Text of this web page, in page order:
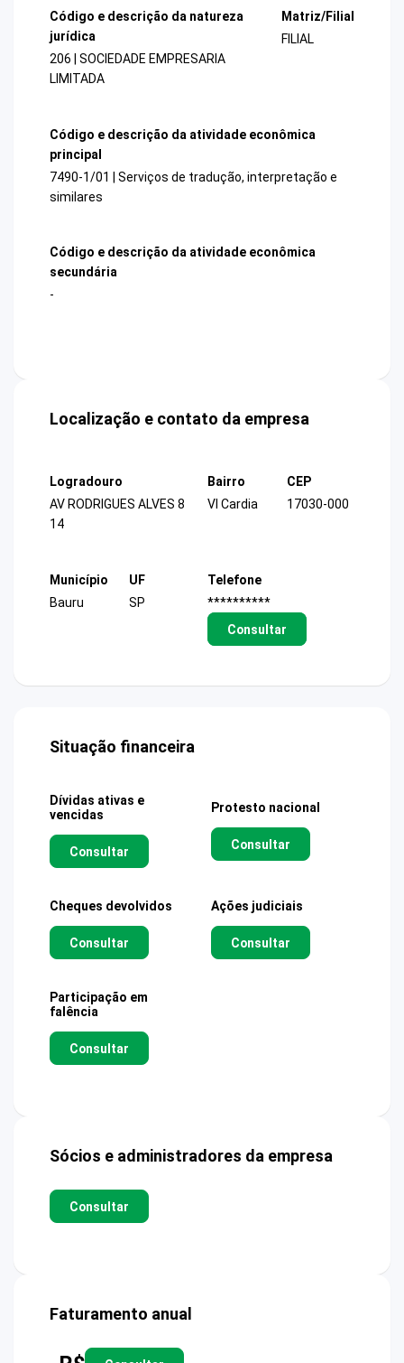
Código e descrição da natureza
jurídica
206 | SOCIEDADE EMPRESARIA
LIMITADA
Matriz/Filial
FILIAL
Código e descrição da atividade econômica
principal
7490-1/01 | Serviços de tradução, interpretação e
similares
Código e descrição da atividade econômica
secundária
-
Localização e contato da empresa
Logradouro
AV RODRIGUES ALVES 8
14
Bairro
Vl Cardia
CEP
17030-000
Município
Bauru
UF
SP
Telefone
**********
Consultar
Situação financeira
Dívidas ativas e
vencidas
Consultar
Protesto nacional
Consultar
Cheques devolvidos
Consultar
Ações judiciais
Consultar
Participação em
falência
Consultar
Sócios e administradores da empresa
Consultar
Faturamento anual